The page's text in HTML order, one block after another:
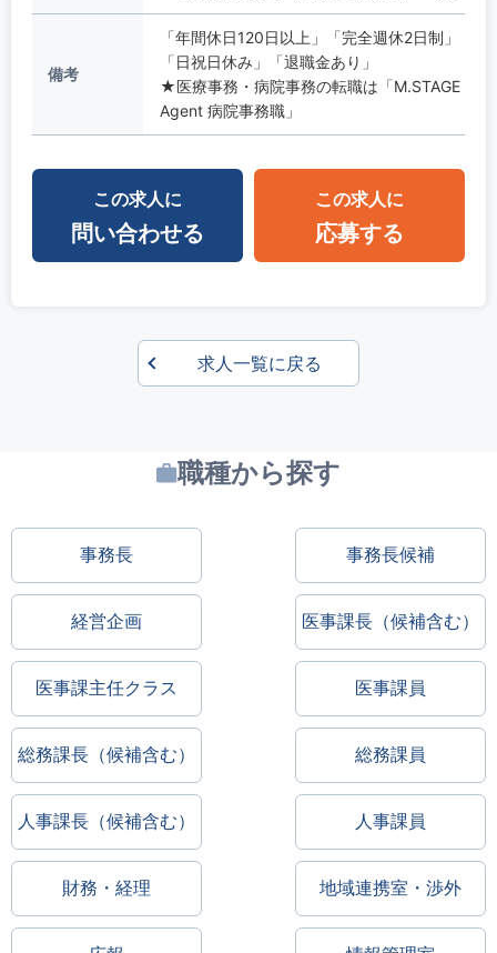
備考
「年間休日120日以上」「完全週休2日制」
「日祝日休み」「退職金あり」
★医療事務・病院事務の転職は「M.STAGE
Agent 病院事務職」
この求人に
問い合わせる
この求人に
応募する
求人一覧に戻る
職種から探す
事務長 事務長候補
経営企画 医事課長（候補含む）
医事課主任クラス 医事課員
総務課長（候補含む） 総務課員
人事課長（候補含む） 人事課員
財務・経理 地域連携室・渉外